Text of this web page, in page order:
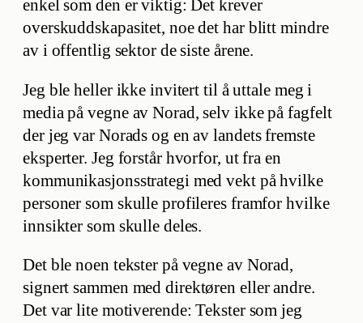
enkel som den er viktig: Det krever
overskuddskapasitet, noe det har blitt mindre
av i offentlig sektor de siste årene.
Jeg ble heller ikke invitert til å uttale meg i
media på vegne av Norad, selv ikke på fagfelt
der jeg var Norads og en av landets fremste
eksperter. Jeg forstår hvorfor, ut fra en
kommunikasjonsstrategi med vekt på hvilke
personer som skulle profileres framfor hvilke
innsikter som skulle deles.
Det ble noen tekster på vegne av Norad,
signert sammen med direktøren eller andre.
Det var lite motiverende: Tekster som jeg